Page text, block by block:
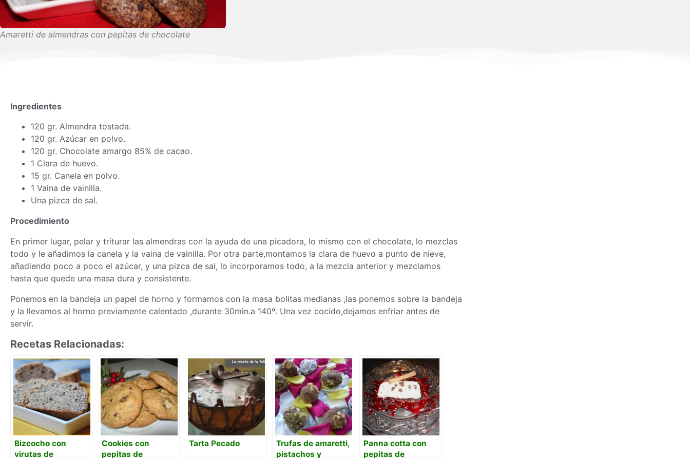
Amaretti de almendras con pepitas de chocolate
Ingredientes
120 gr. Almendra tostada.
120 gr. Azúcar en polvo.
120 gr. Chocolate amargo 85% de cacao.
1 Clara de huevo.
15 gr. Canela en polvo.
1 Vaina de vainilla.
Una pizca de sal.
Procedimiento
En primer lugar, pelar y triturar las almendras con la ayuda de una picadora, lo mismo con el chocolate, lo mezclas
todo y le añadimos la canela y la vaina de vainilla. Por otra parte,montamos la clara de huevo a punto de nieve,
añadiendo poco a poco el azúcar, y una pizca de sal, lo incorporamos todo, a la mezcla anterior y mezclamos
hasta que quede una masa dura y consistente.
Ponemos en la bandeja un papel de horno y formamos con la masa bolitas medianas ,las ponemos sobre la bandeja
y la llevamos al horno previamente calentado ,durante 30min.a 140º. Una vez cocido,dejamos enfriar antes de
servir.
Recetas Relacionadas:
Bizcocho con
virutas de
Cookies con
pepitas de
Tarta Pecado
Trufas de amaretti,
pistachos y
Panna cotta con
pepitas de